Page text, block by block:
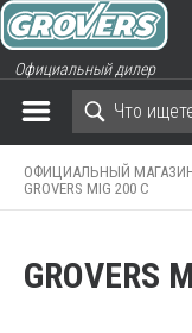
Официальный дилер
ОФИЦИАЛЬНЫЙ МАГАЗИН
GROVERS MIG 200 C
GROVERS